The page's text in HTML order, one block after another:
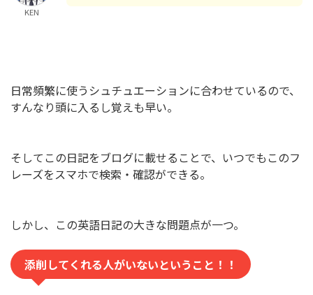
KEN
日常頻繁に使うシュチュエーションに合わせているので、
すんなり頭に入るし覚えも早い。
そしてこの日記をブログに載せることで、いつでもこのフ
レーズをスマホで検索・確認ができる。
しかし、この英語日記の大きな問題点が一つ。
添削してくれる人がいないということ！！